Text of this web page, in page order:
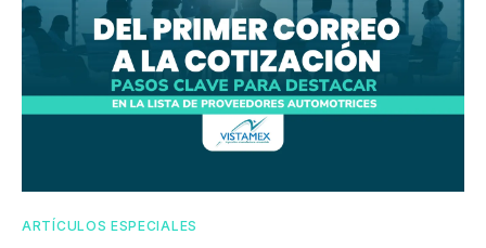
ARTÍCULOS ESPECIALES